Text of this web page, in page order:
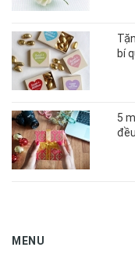
bí
5
MENU